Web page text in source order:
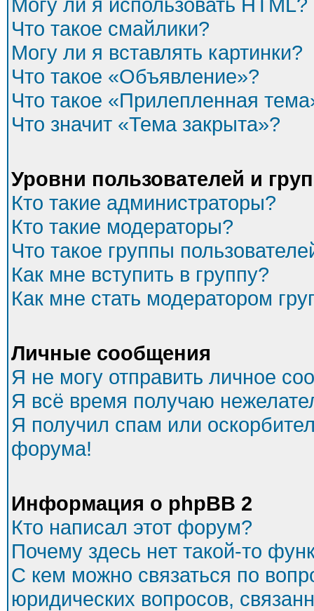
Что такое смайлики?
Могу ли я вставлять картинки?
Что такое «Объявление»?
Что такое «Прилепленная
Что значит «Тема закрыта»?
Уровни пользователей и
Кто такие администраторы?
Кто такие модераторы?
Что такое группы
Как мне вступить в группу?
Как мне стать модератором
Личные сообщения
Я не могу отправить личное
Я всё время получаю
Я получил спам или
форума!
Информация о phpBB 2
Кто написал этот форум?
Почему здесь нет такой-то
С кем можно связаться по
юридических вопросов,